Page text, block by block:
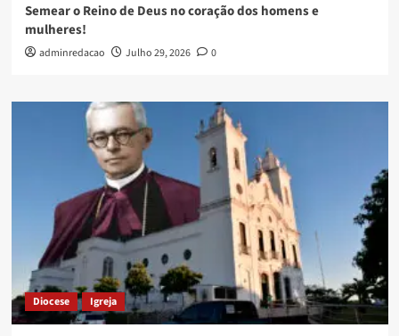
Semear o Reino de Deus no coração dos homens e
mulheres!
adminredacao Julho 29, 2026 0
Diocese Igreja